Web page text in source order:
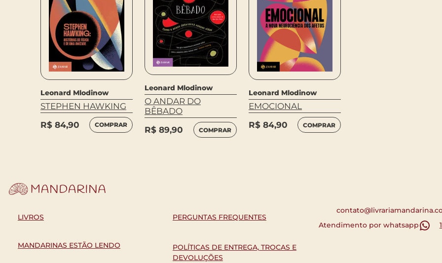
Leonard Mlodinow
STEPHEN HAWKING
R$ 84,90 COMPRAR
Leonard Mlodinow
O ANDAR DO
BÊBADO
R$ 89,90 COMPRAR
Leonard Mlodinow
EMOCIONAL
R$ 84,90 COMPRAR
LIVROS
MANDARINAS ESTÃO LENDO
PERGUNTAS FREQUENTES
POLÍTICAS DE ENTREGA, TROCAS E
DEVOLUÇÕES
Atendimento por whatsapp